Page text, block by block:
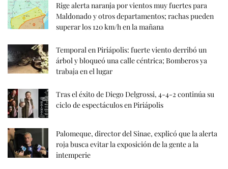
Rige alerta naranja por vientos muy fuertes para
Maldonado y otros departamentos; rachas pueden
superar los 120 km/h en la mañana
Temporal en Piriápolis: fuerte viento derribó un
árbol y bloqueó una calle céntrica; Bomberos ya
trabaja en el lugar
Tras el éxito de Diego Delgrossi, 4-4-2 continúa su
ciclo de espectáculos en Piriápolis
Palomeque, director del Sinae, explicó que la alerta
roja busca evitar la exposición de la gente a la
intemperie